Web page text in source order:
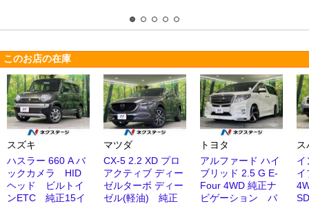
このお店の在庫
スズキ
ハスラー 660 A バ
ックカメラ HID
ヘッド ビルトイ
ンETC 純正15イ
マツダ
CX-5 2.2 XD プロ
アクティブ ディー
ゼルターボ ディー
ゼル(軽油) 純正
トヨタ
アルファード ハイ
ブリッド 2.5 G E-
Four 4WD 純正ナ
ビゲーション バ
ス
イ
イ